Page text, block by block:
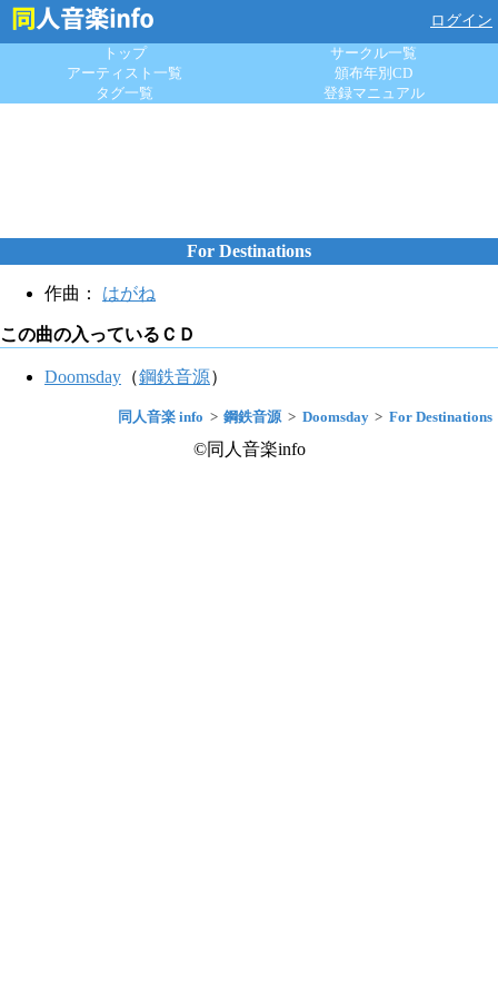
ログイン
トップ
サークル一覧
アーティスト一覧
頒布年別CD
タグ一覧
登録マニュアル
For Destinations
作曲： はがね
この曲の入っているＣＤ
Doomsday （鋼鉄音源）
同人音楽 info 鋼鉄音源 Doomsday For Destinations
©同人音楽info